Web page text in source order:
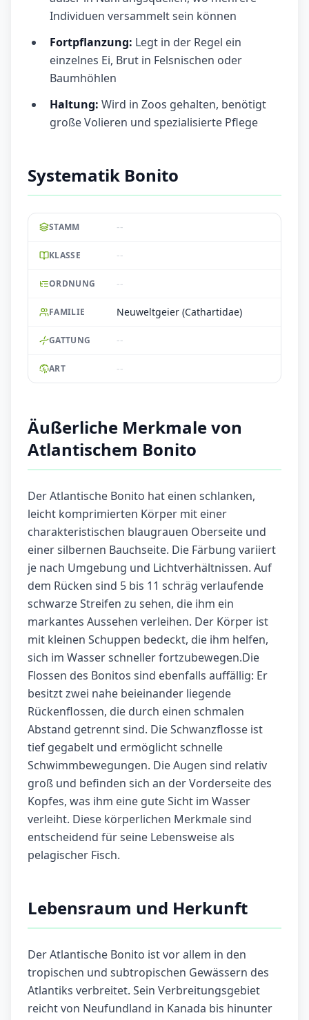
Individuen versammelt sein können
Fortpflanzung: Legt in der Regel ein
einzelnes Ei, Brut in Felsnischen oder
Baumhöhlen
Haltung: Wird in Zoos gehalten, benötigt
große Volieren und spezialisierte Pflege
Systematik Bonito
STAMM --
KLASSE --
ORDNUNG --
FAMILIE Neuweltgeier (Cathartidae)
GATTUNG --
ART --
Äußerliche Merkmale von
Atlantischem Bonito
Der Atlantische Bonito hat einen schlanken,
leicht komprimierten Körper mit einer
charakteristischen blaugrauen Oberseite und
einer silbernen Bauchseite. Die Färbung variiert
je nach Umgebung und Lichtverhältnissen. Auf
dem Rücken sind 5 bis 11 schräg verlaufende
schwarze Streifen zu sehen, die ihm ein
markantes Aussehen verleihen. Der Körper ist
mit kleinen Schuppen bedeckt, die ihm helfen,
sich im Wasser schneller fortzubewegen.Die
Flossen des Bonitos sind ebenfalls auffällig: Er
besitzt zwei nahe beieinander liegende
Rückenflossen, die durch einen schmalen
Abstand getrennt sind. Die Schwanzflosse ist
tief gegabelt und ermöglicht schnelle
Schwimmbewegungen. Die Augen sind relativ
groß und befinden sich an der Vorderseite des
Kopfes, was ihm eine gute Sicht im Wasser
verleiht. Diese körperlichen Merkmale sind
entscheidend für seine Lebensweise als
pelagischer Fisch.
Lebensraum und Herkunft
Der Atlantische Bonito ist vor allem in den
tropischen und subtropischen Gewässern des
Atlantiks verbreitet. Sein Verbreitungsgebiet
reicht von Neufundland in Kanada bis hinunter